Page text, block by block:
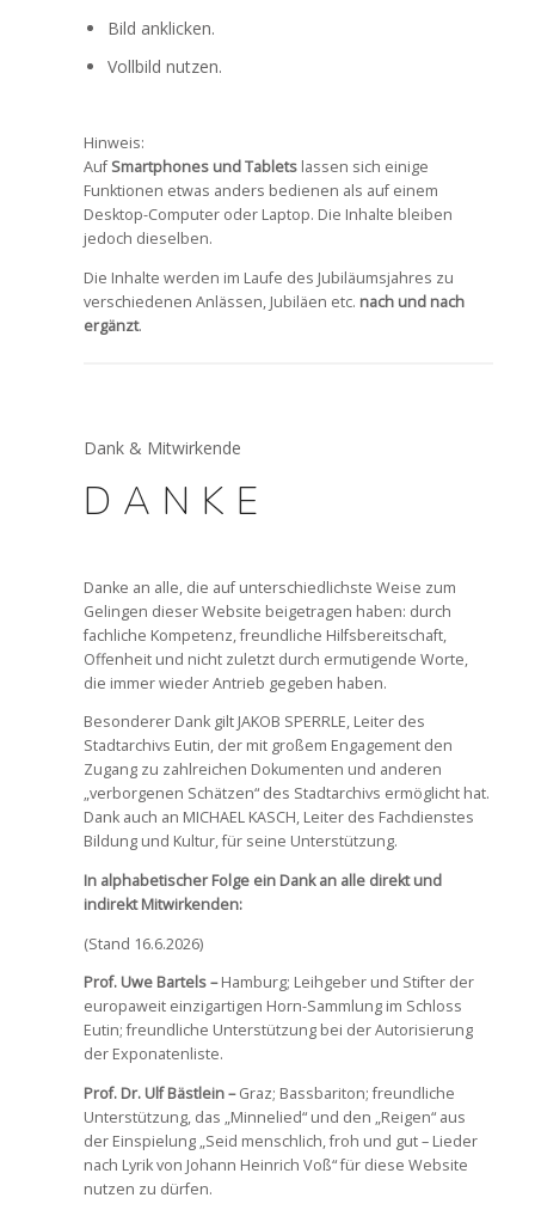
Bild anklicken.
Vollbild nutzen.
Hinweis:
AufSmartphones und Tablets lassen sich einige
Funktionen etwas anders bedienen als auf einem
Desktop-Computer oder Laptop. Die Inhalte bleiben
jedoch dieselben.
Die Inhalte werden im Laufe des Jubiläumsjahres zu
verschiedenen Anlässen, Jubiläen etc. nach und nach
ergänzt.
Dank & Mitwirkende
DANKE
Danke an alle, die auf unterschiedlichste Weise zum
Gelingen dieser Website beigetragen haben: durch
fachliche Kompetenz, freundliche Hilfsbereitschaft,
Offenheit und nicht zuletzt durch ermutigende Worte,
die immer wieder Antrieb gegeben haben.
Besonderer Dank gilt JAKOB SPERRLE, Leiter des
Stadtarchivs Eutin, der mit großem Engagement den
Zugang zu zahlreichen Dokumenten und anderen
„verborgenen Schätzen“ des Stadtarchivs ermöglicht hat.
Dank auch an MICHAEL KASCH, Leiter des Fachdienstes
Bildung und Kultur, für seine Unterstützung.
In alphabetischer Folge ein Dank an alle direkt und
indirekt Mitwirkenden:
(Stand 16.6.2026)
Prof. Uwe Bartels –Hamburg; Leihgeber und Stifter der
europaweit einzigartigen Horn-Sammlung im Schloss
Eutin; freundliche Unterstützung bei der Autorisierung
der Exponatenliste.
Prof. Dr. Ulf Bästlein –Graz; Bassbariton; freundliche
Unterstützung, das „Minnelied“ und den „Reigen“ aus
der Einspielung „Seid menschlich, froh und gut – Lieder
nach Lyrik von Johann Heinrich Voß“ für diese Website
nutzen zu dürfen.